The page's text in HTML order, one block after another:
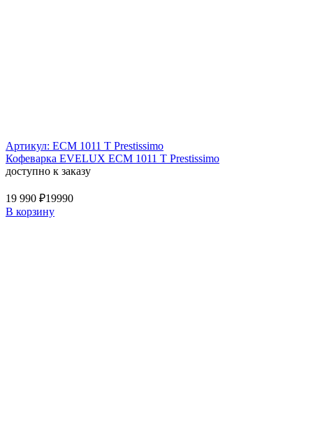
Артикул: ECM 1011 T Prestissimo
Кофеварка EVELUX ECM 1011 T Prestissimo
доступно к заказу
19 990 ₽19990
В корзину